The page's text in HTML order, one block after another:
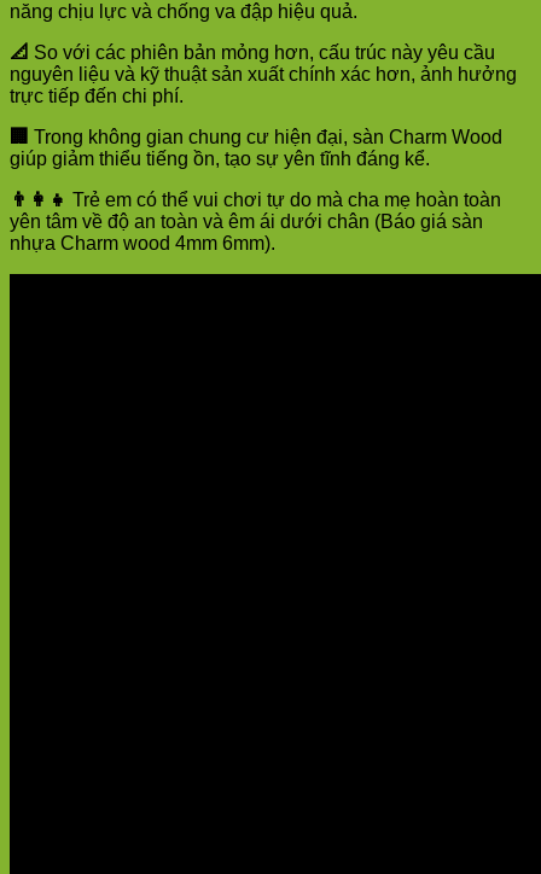
năng chịu lực và chống va đập hiệu quả.
📐 So với các phiên bản mỏng hơn, cấu trúc này yêu cầu
nguyên liệu và kỹ thuật sản xuất chính xác hơn, ảnh hưởng
trực tiếp đến chi phí.
🏢
Trong không gian chung cư hiện đại, sàn Charm Wood
giúp giảm thiểu tiếng ồn, tạo sự yên tĩnh đáng kể.
👨‍👩‍👧 Trẻ em có thể vui chơi tự do mà cha mẹ hoàn toàn
yên tâm về độ an toàn và êm ái dưới chân (Báo giá sàn
nhựa Charm wood 4mm 6mm).